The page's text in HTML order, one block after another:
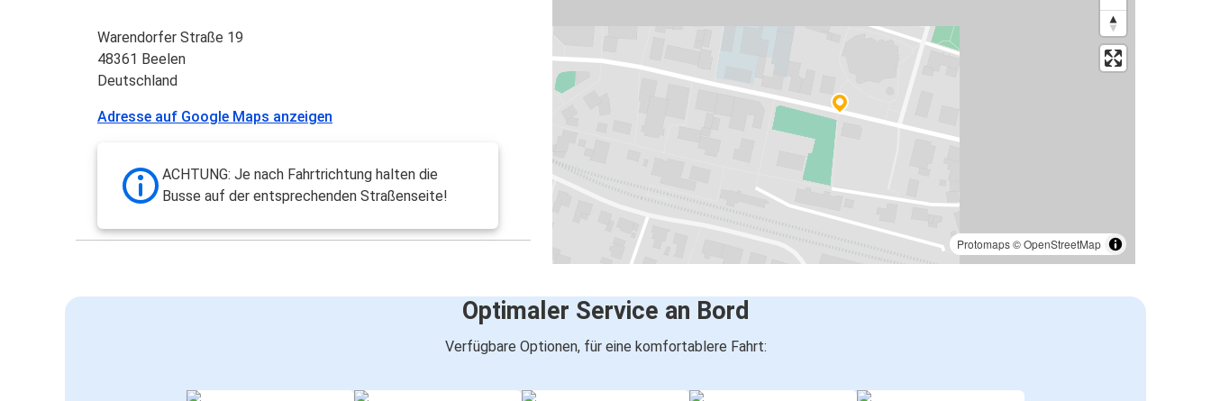
Protomaps©OpenStreetMap
Warendorfer Straße 19
48361 Beelen
Deutschland
Adresse auf Google Maps anzeigen
ACHTUNG: Je nach Fahrtrichtung halten die
Busse auf der entsprechenden Straßenseite!
Optimaler Service an Bord
Verfügbare Optionen, für eine komfortablere Fahrt: